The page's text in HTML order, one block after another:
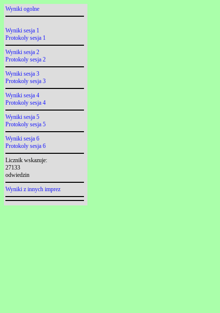
Wyniki ogolne
Wyniki sesja 1
Protokoly sesja 1
Wyniki sesja 2
Protokoly sesja 2
Wyniki sesja 3
Protokoly sesja 3
Wyniki sesja 4
Protokoly sesja 4
Wyniki sesja 5
Protokoly sesja 5
Wyniki sesja 6
Protokoly sesja 6
Licznik wskazuje:
27133
odwiedzin
Wyniki z innych imprez